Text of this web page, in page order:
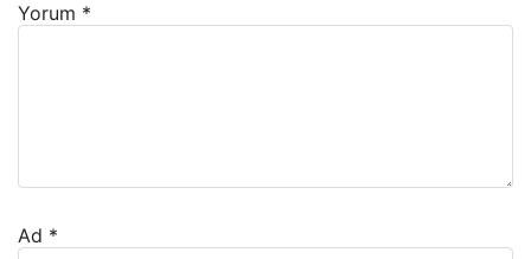
Yorum *
Ad *